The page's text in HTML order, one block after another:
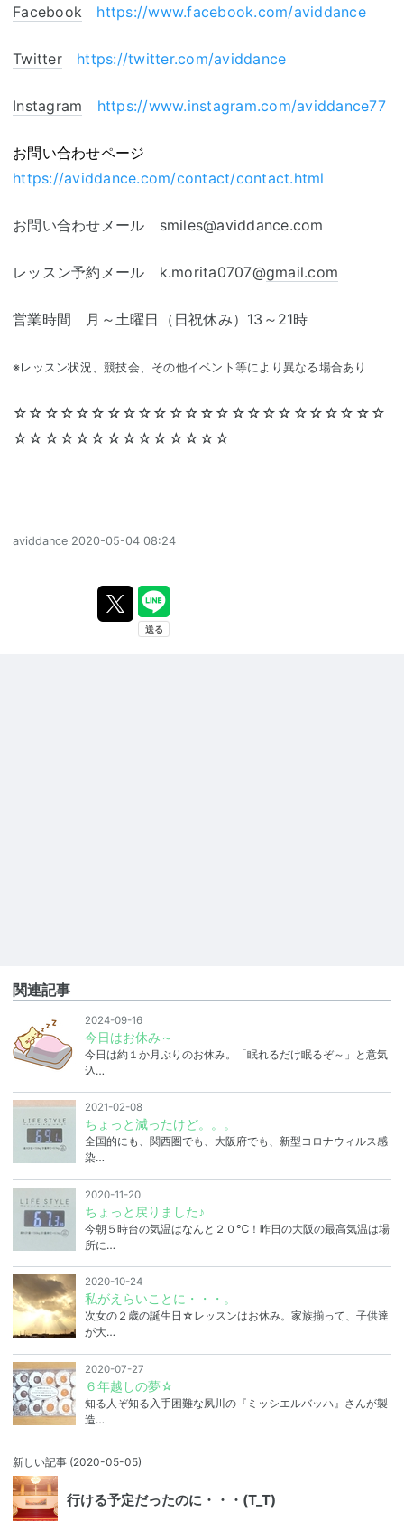
Facebook https://www.facebook.com/aviddance
Twitter https://twitter.com/aviddance
Instagram https://www.instagram.com/aviddance77
お問い合わせページ
https://aviddance.com/contact/contact.html
お問い合わせメール smiles@aviddance.com
レッスン予約メール k.morita0707@gmail.com
営業時間 月～土曜日（日祝休み）13～21時
※レッスン状況、競技会、その他イベント等により異なる場合あり
☆☆☆☆☆☆☆☆☆☆☆☆☆☆☆☆☆☆☆☆☆☆☆☆
☆☆☆☆☆☆☆☆☆☆☆☆☆☆
aviddance 2020-05-04 08:24
関連記事
2024-09-16
今日はお休み～
今日は約１か月ぶりのお休み。「眠れるだけ眠るぞ～」と意気
込…
2021-02-08
ちょっと減ったけど。。。
全国的にも、関西圏でも、大阪府でも、新型コロナウィルス感
染…
2020-11-20
ちょっと戻りました♪
今朝５時台の気温はなんと２０℃！昨日の大阪の最高気温は場
所に…
2020-10-24
私がえらいことに・・・。
次女の２歳の誕生日☆レッスンはお休み。家族揃って、子供達
が大…
2020-07-27
６年越しの夢☆
知る人ぞ知る入手困難な夙川の『ミッシエルバッハ』さんが製
造…
新しい記事 (2020-05-05)
行ける予定だったのに・・・(T_T)